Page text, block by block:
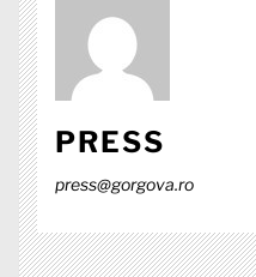
PRESS
press@gorgova.ro